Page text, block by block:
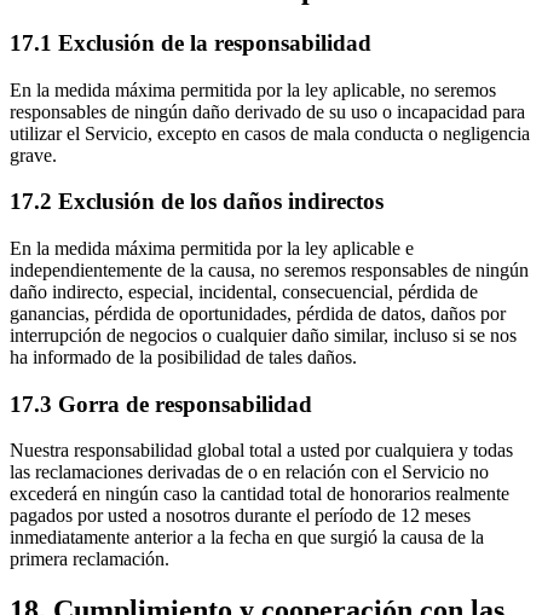
17.1 Exclusión de la responsabilidad
En la medida máxima permitida por la ley aplicable, no seremos
responsables de ningún daño derivado de su uso o incapacidad para
utilizar el Servicio, excepto en casos de mala conducta o negligencia
grave.
17.2 Exclusión de los daños indirectos
En la medida máxima permitida por la ley aplicable e
independientemente de la causa, no seremos responsables de ningún
daño indirecto, especial, incidental, consecuencial, pérdida de
ganancias, pérdida de oportunidades, pérdida de datos, daños por
interrupción de negocios o cualquier daño similar, incluso si se nos
ha informado de la posibilidad de tales daños.
17.3 Gorra de responsabilidad
Nuestra responsabilidad global total a usted por cualquiera y todas
las reclamaciones derivadas de o en relación con el Servicio no
excederá en ningún caso la cantidad total de honorarios realmente
pagados por usted a nosotros durante el período de 12 meses
inmediatamente anterior a la fecha en que surgió la causa de la
primera reclamación.